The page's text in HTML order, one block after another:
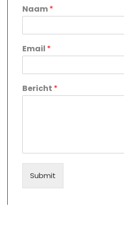
Naam*
Email *
Bericht *
Submit